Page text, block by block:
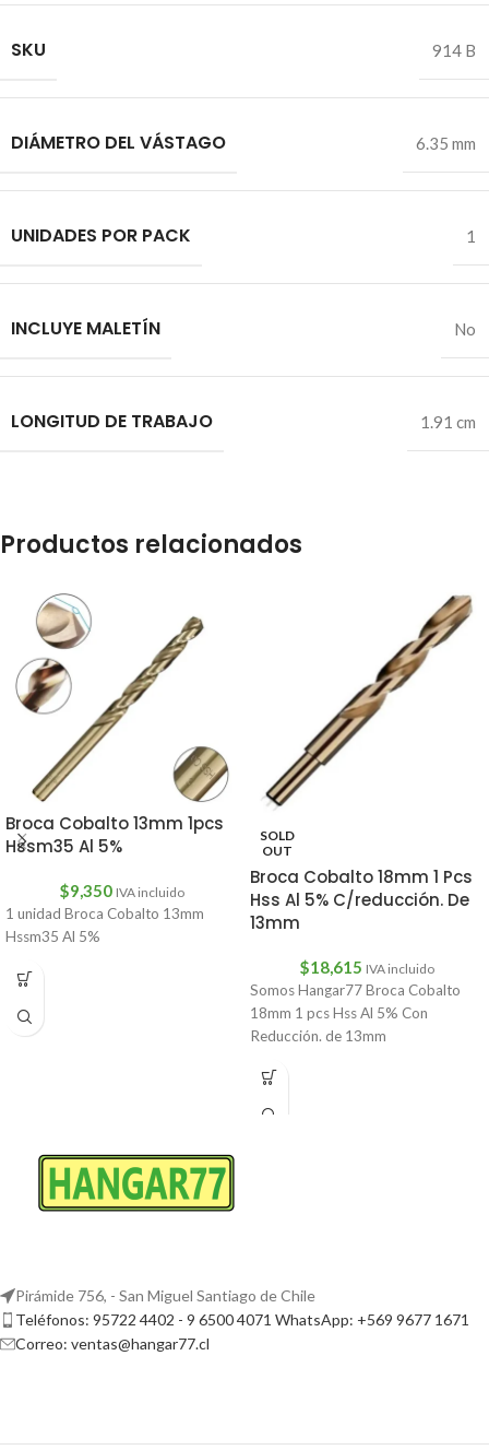
SKU 914 B
DIÁMETRO DEL VÁSTAGO 6.35 mm
UNIDADES POR PACK 1
INCLUYE MALETÍN No
LONGITUD DE TRABAJO 1.91 cm
Productos relacionados
Broca Cobalto 13mm 1pcs
Hssm35 Al 5%
$9,350 IVA incluido
1 unidad Broca Cobalto 13mm
Hssm35 Al 5%
SOLD
OUT
Broca Cobalto 18mm 1 Pcs
Hss Al 5% C/reducción. De
13mm
$18,615 IVA incluido
Somos Hangar77 Broca Cobalto
18mm 1 pcs Hss Al 5% Con
Reducción. de 13mm
Pirámide 756, - San Miguel Santiago de Chile
Teléfonos: 95722 4402 - 9 6500 4071 WhatsApp: +569 9677 1671
Correo: ventas@hangar77.cl